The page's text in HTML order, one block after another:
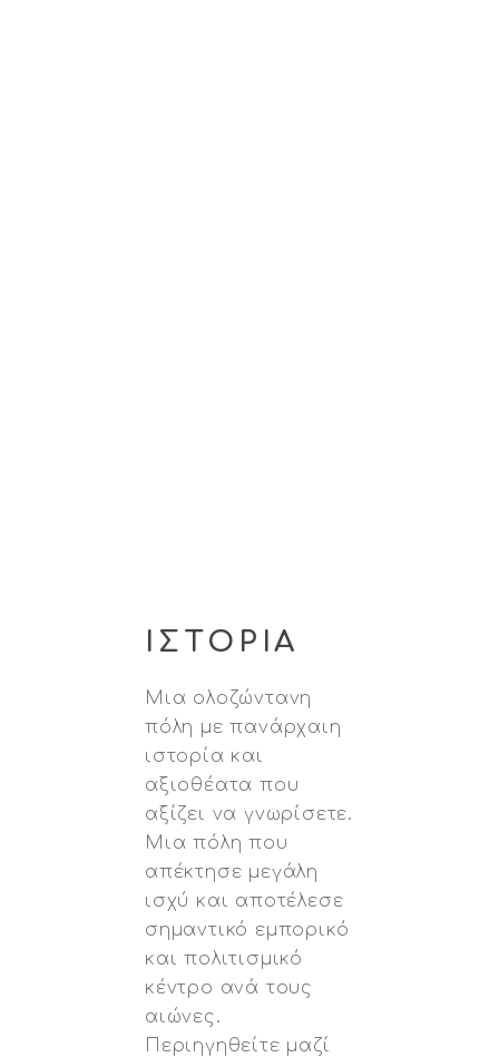
ΙΣΤΟΡΙΑ
Μια ολοζώντανη
πόλη με πανάρχαιη
ιστορία και
αξιοθέατα που
αξίζει να γνωρίσετε.
Μια πόλη που
απέκτησε μεγάλη
ισχύ και αποτέλεσε
σημαντικό εμπορικό
και πολιτισμικό
κέντρο ανά τους
αιώνες.
Περιηγηθείτε μαζί